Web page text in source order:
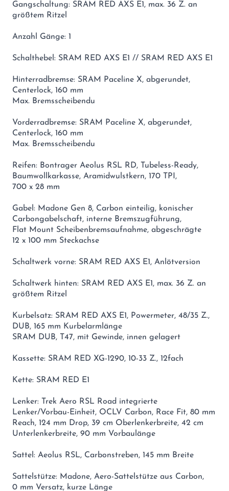
Gangschaltung: SRAM RED AXS E1, max. 36 Z. an
größtem Ritzel
Anzahl Gänge: 1
Schalthebel: SRAM RED AXS E1 // SRAM RED AXS E1
Hinterradbremse: SRAM Paceline X, abgerundet,
Centerlock, 160 mm
Max. Bremsscheibendu
Vorderradbremse: SRAM Paceline X, abgerundet,
Centerlock, 160 mm
Max. Bremsscheibendu
Reifen: Bontrager Aeolus RSL RD, Tubeless-Ready,
Baumwollkarkasse, Aramidwulstkern, 170 TPI,
700 x 28 mm
Gabel: Madone Gen 8, Carbon einteilig, konischer
Carbongabelschaft, interne Bremszugführung,
Flat Mount Scheibenbremsaufnahme, abgeschrägte
12 x 100 mm Steckachse
Schaltwerk vorne: SRAM RED AXS E1, Anlötversion
Schaltwerk hinten: SRAM RED AXS E1, max. 36 Z. an
größtem Ritzel
Kurbelsatz: SRAM RED AXS E1, Powermeter, 48/35 Z.,
DUB, 165 mm Kurbelarmlänge
SRAM DUB, T47, mit Gewinde, innen gelagert
Kassette: SRAM RED XG-1290, 10-33 Z., 12fach
Kette: SRAM RED E1
Lenker: Trek Aero RSL Road integrierte
Lenker/Vorbau-Einheit, OCLV Carbon, Race Fit, 80 mm
Reach, 124 mm Drop, 39 cm Oberlenkerbreite, 42 cm
Unterlenkerbreite, 90 mm Vorbaulänge
Sattel: Aeolus RSL, Carbonstreben, 145 mm Breite
Sattelstütze: Madone, Aero-Sattelstütze aus Carbon,
0 mm Versatz, kurze Länge